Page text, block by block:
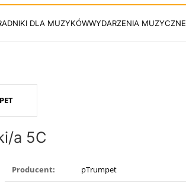
DLA MUZYKÓWWYDARZENIA MUZYCZNE
a 5C
Producent: pTrumpet